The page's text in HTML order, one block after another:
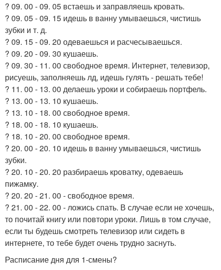
? 09. 00 - 09. 05 встаешь и заправляешь кровать.
? 09. 05 - 09. 15 идешь в ванну умываешься, чистишь
зубки и т. д.
? 09. 15 - 09. 20 одеваешься и расчесываешься.
? 09. 20 - 09. 30 кушаешь.
? 09. 30 - 11. 00 свободное время. Интернет, телевизор,
рисуешь, заполняешь лд, идешь гулять - решать тебе!
? 11. 00 - 13. 00 делаешь уроки и собираешь портфель.
? 13. 00 - 13. 10 кушаешь.
? 13. 10 - 18. 00 свободное время.
? 18. 00 - 18. 10 кушаешь.
? 18. 10 - 20. 00 свободное время.
? 20. 00 - 20. 10 идешь в ванну умываешься, чистишь
зубки.
? 20. 10 - 20. 20 разбираешь кроватку, одеваешь
пижамку.
? 20. 20 - 21. 00 - свободное время.
? 21. 00 - 22. 00 - ложись спать. В случае если не хочешь,
то почитай книгу или повтори уроки. Лишь в том случае,
если ты будешь смотреть телевизор или сидеть в
интернете, то тебе будет очень трудно заснуть.
Расписание дня для 1-смены?